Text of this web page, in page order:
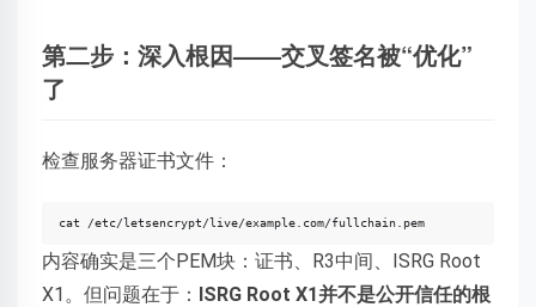
第二步：深入根因——交叉签名被“优化”
了
检查服务器证书文件：
cat /etc/letsencrypt/live/example.com/fullchain.pem
内容确实是三个PEM块：证书、R3中间、ISRG Root
X1。但问题在于： ISRG Root X1并不是公开信任的根